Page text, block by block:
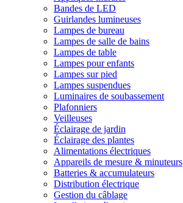
Bandes de LED
Guirlandes lumineuses
Lampes de bureau
Lampes de salle de bains
Lampes de table
Lampes pour enfants
Lampes sur pied
Lampes suspendues
Luminaires de soubassement
Plafonniers
Veilleuses
Éclairage de jardin
Éclairage des plantes
Alimentations électriques
Appareils de mesure & minuteurs
Batteries & accumulateurs
Distribution électrique
Gestion du câblage